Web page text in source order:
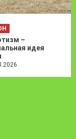
–
идея